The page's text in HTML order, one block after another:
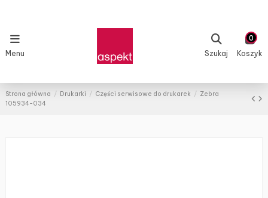
Menu Szukaj
0
Koszyk
Strona główna Drukarki Części serwisowe do drukarek
Zebra
105934-034